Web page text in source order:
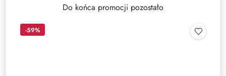
Do końca promocji pozostało
-59%